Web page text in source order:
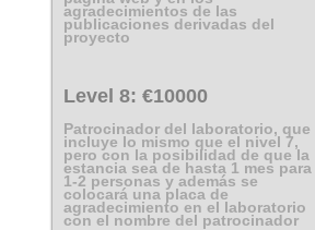
agradecimientos de las
publicaciones derivadas del
proyecto
Level 8: €10000
Patrocinador del laboratorio, que
incluye lo mismo que el nivel 7,
pero con la posibilidad de que la
estancia sea de hasta 1 mes para
1-2 personas y además se
colocará una placa de
agradecimiento en el laboratorio
con el nombre del patrocinador